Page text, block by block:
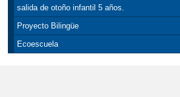
salida de otoño infantil 5 años.
Proyecto Bilingüe
Ecoescuela